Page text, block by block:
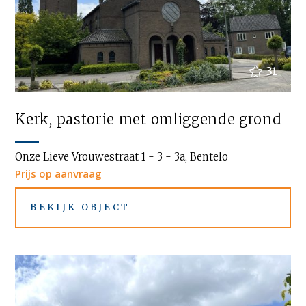
31
Kerk, pastorie met omliggende grond
Onze Lieve Vrouwestraat 1 - 3 - 3a, Bentelo
Prijs op aanvraag
BEKIJK OBJECT